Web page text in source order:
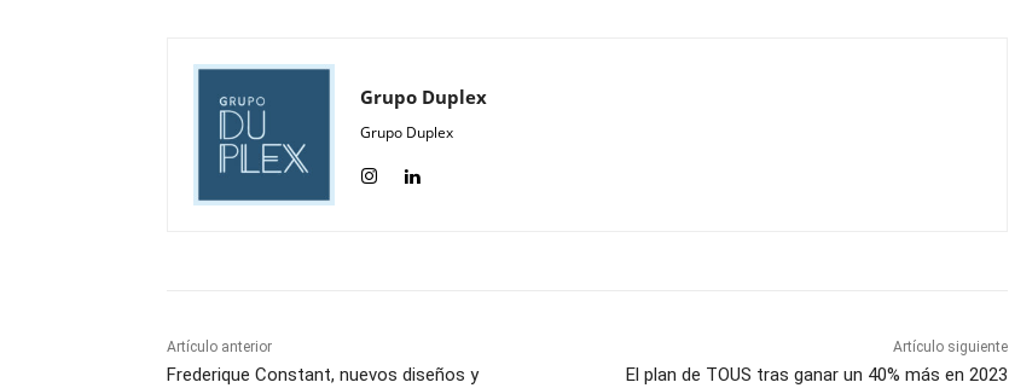
Grupo Duplex
Grupo Duplex
Artículo anterior
Frederique Constant, nuevos diseños y
Artículo siguiente
El plan de TOUS tras ganar un 40% más en 2023